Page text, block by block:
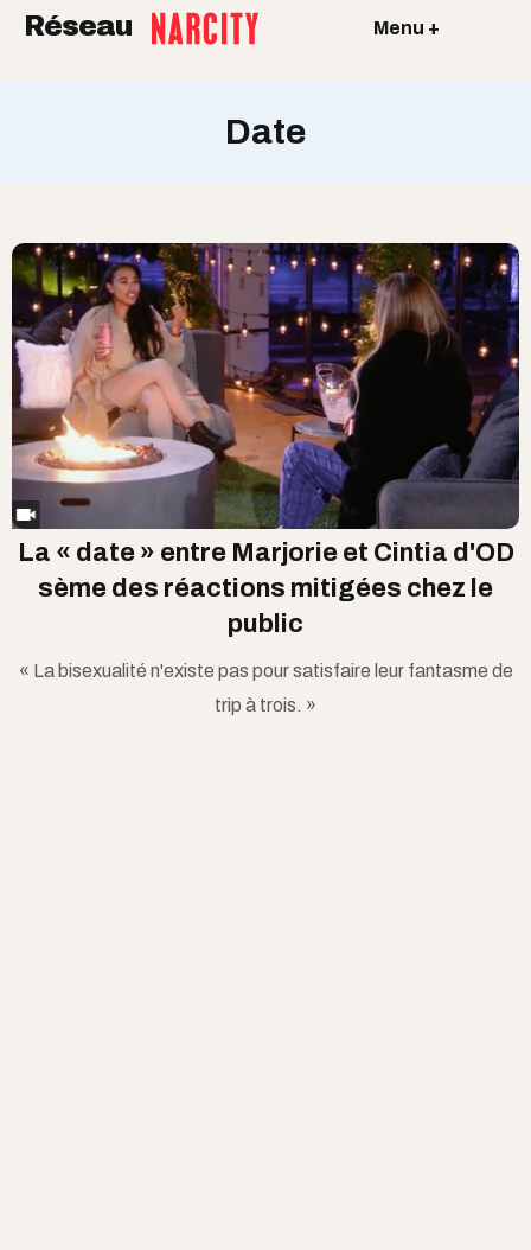
Réseau Menu +
Date
La « date » entre Marjorie et Cintia d'OD
sème des réactions mitigées chez le
public
« La bisexualité n'existe pas pour satisfaire leur fantasme de
trip à trois. »